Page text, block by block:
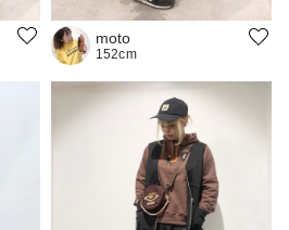
moto
152cm